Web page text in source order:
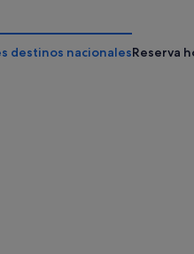
destinos nacionalesReserva